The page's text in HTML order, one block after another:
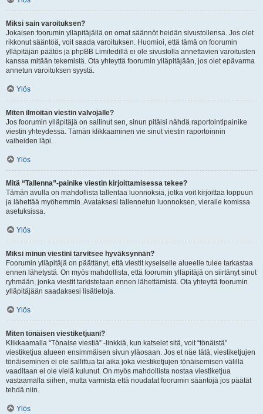
Miksi sain varoituksen?
Jokaisen foorumin ylläpitäjällä on omat säännöt heidän sivustollensa. Jos olet
rikkonut sääntöä, voit saada varoituksen. Huomioi, että tämä on foorumin
ylläpitäjän päätös ja phpBB Limitedillä ei ole sivustolla annettavien varoitusten
kanssa mitään tekemistä. Ota yhteyttä foorumin ylläpitäjään, jos olet epävarma
annetun varoituksen syystä.
Ylös
Miten ilmoitan viestin valvojalle?
Jos foorumin ylläpitäjä on sallinut sen, sinun pitäisi nähdä raportointipainike
viestin yhteydessä. Tämän klikkaaminen vie sinut viestin raportoinnin
vaiheiden läpi.
Ylös
Mitä “Tallenna”-painike viestin kirjoittamisessa tekee?
Tämän avulla on mahdollista tallentaa luonnoksia, jotka voit kirjoittaa loppuun
ja lähettää myöhemmin. Avataksesi tallennetun luonnoksen, vieraile komissa
asetuksissa.
Ylös
Miksi minun viestini tarvitsee hyväksynnän?
Foorumin ylläpitäjä on päättänyt, että viestit kyseiselle alueelle tulee tarkastaa
ennen lähetystä. On myös mahdollista, että foorumin ylläpitäjä on siirtänyt sinut
ryhmään, jonka viestit tarkistetaan ennen lähettämistä. Ota yhteyttä foorumin
ylläpitäjään saadaksesi lisätietoja.
Ylös
Miten tönäisen viestiketjuani?
Klikkaamalla “Tönaise viestiä” -linkkiä, kun katselet sitä, voit “tönäistä”
viestiketjua alueen ensimmäisen sivun yläosaan. Jos et näe tätä, viestiketjujen
tönäiseminen ei ole sallittua tai aika joka viestiketjujen tönäisemisen välillä
vaaditaan ei ole vielä kulunut. On myös mahdollista nostaa viestiketjua
vastaamalla siihen, mutta varmista että noudatat foorumin sääntöjä jos päätät
tehdä niin.
Ylös